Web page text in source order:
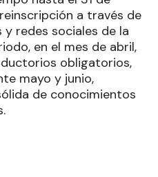
a través de
redes sociales de la
en el mes de abril,
obligatorios,
mayo y junio,
de conocimientos